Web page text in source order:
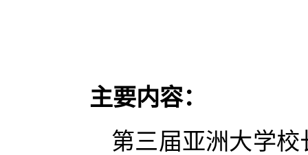
主要内容：
第三届亚洲大学校